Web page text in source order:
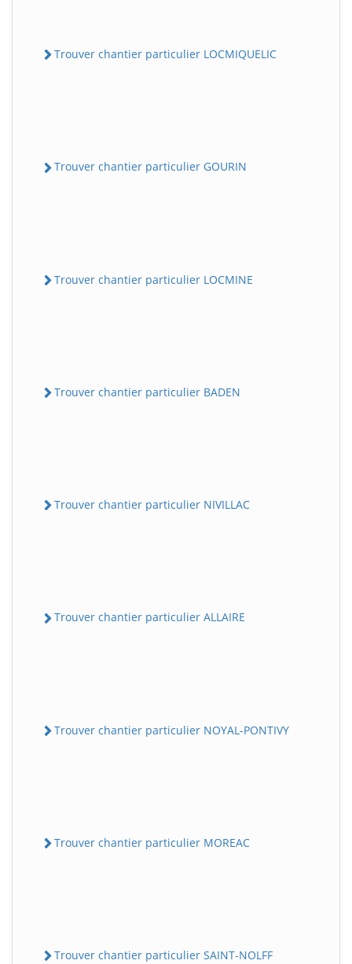
Trouver chantier particulier LOCMIQUELIC
Trouver chantier particulier GOURIN
Trouver chantier particulier LOCMINE
Trouver chantier particulier BADEN
Trouver chantier particulier NIVILLAC
Trouver chantier particulier ALLAIRE
Trouver chantier particulier NOYAL-PONTIVY
Trouver chantier particulier MOREAC
Trouver chantier particulier SAINT-NOLFF